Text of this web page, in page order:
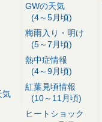
気
GWの天気
(4～5月頃)
梅雨入り・明け
(5～7月頃)
熱中症情報
(4～9月頃)
紅葉見頃情報
(10～11月頃)
ヒートショック